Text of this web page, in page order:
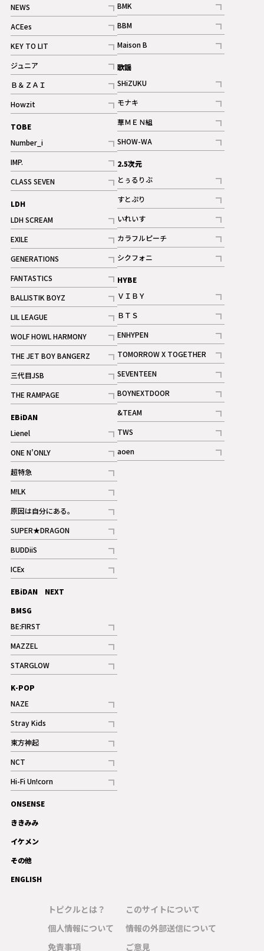
NEWS
記事
ACEes
記事
KEY TO LIT
記事
ジュニア
記事
Ｂ＆ＺＡＩ
記事
Howzit
記事
TOBE
Number_i
記事
IMP.
記事
CLASS SEVEN
記事
LDH
LDH SCREAM
記事
EXILE
記事
GENERATIONS
記事
FANTASTICS
記事
BALLISTIK BOYZ
記事
LIL LEAGUE
記事
WOLF HOWL HARMONY
記事
THE JET BOY BANGERZ
記事
三代目JSB
記事
THE RAMPAGE
記事
ギャラリー
EBiDAN
Lienel
記事
ONE N’ONLY
記事
超特急
記事
M!LK
記事
原因は自分にある。
記事
SUPER★DRAGON
記事
BUDDiiS
記事
ICEx
記事
EBiDAN NEXT
BMSG
BE:FIRST
記事
ギャラリー
MAZZEL
記事
ギャラリー
STARGLOW
記事
BMK
記事
BBM
記事
ギャラリー
Maison B
記事
歌謡
SHiZUKU
記事
モナキ
記事
華ＭＥＮ組
記事
SHOW-WA
記事
2.5次元
とぅるりぶ
記事
すとぷり
記事
ギャラリー
いれいす
記事
ギャラリー
カラフルピーチ
記事
シクフォニ
記事
HYBE
ＶＩＢＹ
記事
ＢＴＳ
記事
ENHYPEN
記事
TOMORROW X TOGETHER
記事
ギャラリー
SEVENTEEN
記事
BOYNEXTDOOR
記事
&TEAM
記事
TWS
記事
aoen
記事
K-POP
NAZE
記事
Stray Kids
記事
東方神起
記事
NCT
記事
Hi-Fi Un!corn
記事
ギャラリー
ONSENSE
ききみみ
イケメン
その他
ENGLISH
トピクルとは？
個人情報について
免責事項
このサイトについて
情報の外部送信について
ご意見